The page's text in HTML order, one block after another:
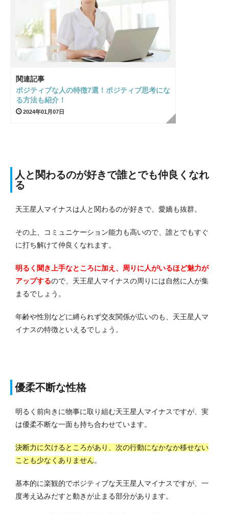
関連記事
ポジティブな人の特徴7選！ポジティブ思考にな
る方法も紹介！
2024年01月07日
人と関わるのが好きで誰とでも仲良くなれ
る
天王星人マイナスは人と関わるのが好きで、愛嬌も抜群。
その上、コミュニケーション能力も高いので、誰とでもすぐ
に打ち解けて仲良くなれます。
明るく聞き上手なところに加え、周りに人がいるほど魅力が
アップするので、天王星人マイナスの周りには自然に人が集
まるでしょう。
年齢や性別などに縛られず交友関係が広いのも、天王星人マ
イナスの特徴といえるでしょう。
優柔不断な性格
明るく前向きに物事に取り組む天王星人マイナスですが、実
は優柔不断な一面も持ち合わせています。
決断力に欠けるところがあり、次の行動になかなか移せない
ことも少なくありません。
基本的に楽観的でポジティブな天王星人マイナスですが、一
度考え込みだすと動きが止まる部分があります。